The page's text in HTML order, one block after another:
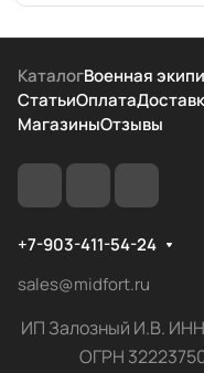
КаталогВоенная
СтатьиОплата
МагазиныОтзывы
+7-903-411-54-24
sales@midfort.ru
ИП Залозный И.В.
ОГРН